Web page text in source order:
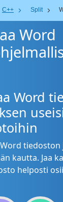
C++ Split
Word
Word
tiedoston
kautta. Jaa
helposti